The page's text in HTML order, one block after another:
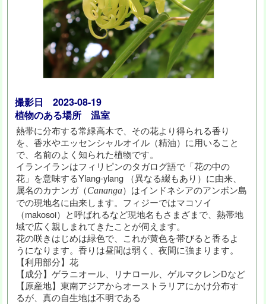
撮影日 2023-08-19
植物のある場所 温室
熱帯に分布する常緑高木で、その花より得られる香り
を、香水やエッセンシャルオイル（精油）に用いること
で、名前のよく知られた植物です。
イランイランはフィリピンのタガログ語で「花の中の
花」を意味するYlang-ylang （異なる綴もあり）に由来、
属名のカナンガ（Cananga）はインドネシアのアンボン島
での現地名に由来します。フィジーではマコソイ
（makosoi）と呼ばれるなど現地名もさまざまで、熱帯地
域で広く親しまれてきたことが伺えます。
花の咲きはじめは緑色で、これが黄色を帯びると香るよ
うになります。香りは昼間は弱く、夜間に強まります。
【利用部分】花
【成分】ゲラニオール、リナロール、ゲルマクレンDなど
【原産地】東南アジアからオーストラリアにかけ分布す
るが、真の自生地は不明である